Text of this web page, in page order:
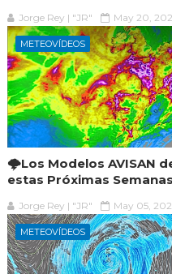
Jorge Rey | "JR" May 20,
METEOVÍDEOS
🌩️Los Modelos AVISAN
estas Próximas Semanas
Jorge Rey | "JR" May 05,
METEOVÍDEOS